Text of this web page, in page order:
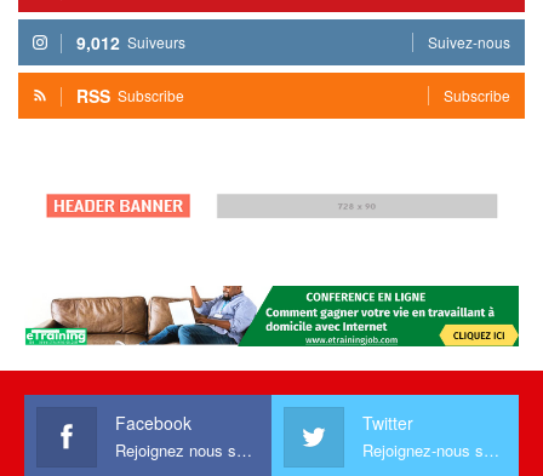
9,012 Suiveurs Suivez-nous
RSS Subscribe Subscribe
Facebook
Rejoignez nous sur facebook
Twitter
Rejoignez-nous sur Twitter